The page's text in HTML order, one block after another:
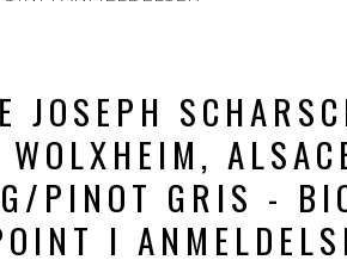
JOSEPH
PINOT GRIS -
I